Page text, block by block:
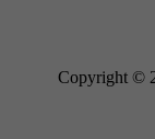
Copyright ©